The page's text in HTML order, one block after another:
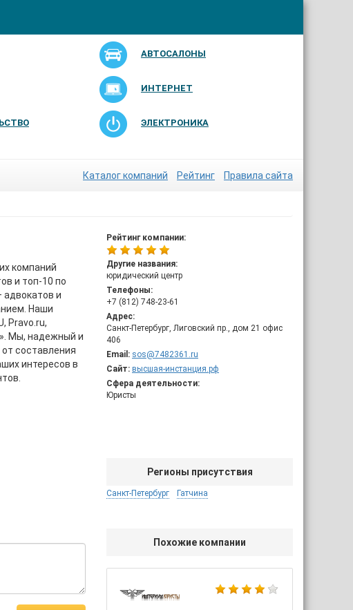
АВТОСАЛОНЫ
ИНТЕРНЕТ
ЭЛЕКТРОНИКА
Каталог компаний Рейтинг Правила сайта
Рейтинг компании:
Другие названия:
юридический центр
Телефоны:
+7 (812) 748-23-61
Адрес:
Санкт-Петербург, Лиговский пр., дом 21 офис
406
Email: sos@7482361.ru
Сайт: высшая-инстанция.рф
Сфера деятельности:
Юристы
Регионы присутствия
Санкт-Петербург Гатчина
Похожие компании
компаний
и топ-10 по
адвокатов и
Наши
Pravo.ru,
Мы, надежный и
составления
интересов в